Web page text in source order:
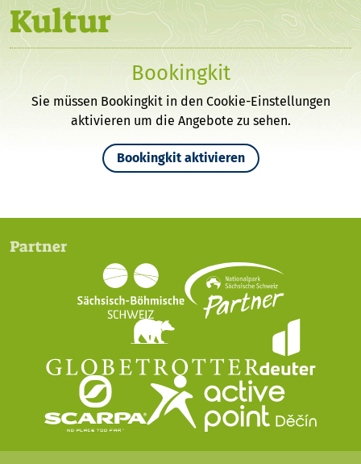
Kultur
Bookingkit
Sie müssen Bookingkit in den Cookie-Einstellungen
aktivieren um die Angebote zu sehen.
Bookingkit aktivieren
Partner